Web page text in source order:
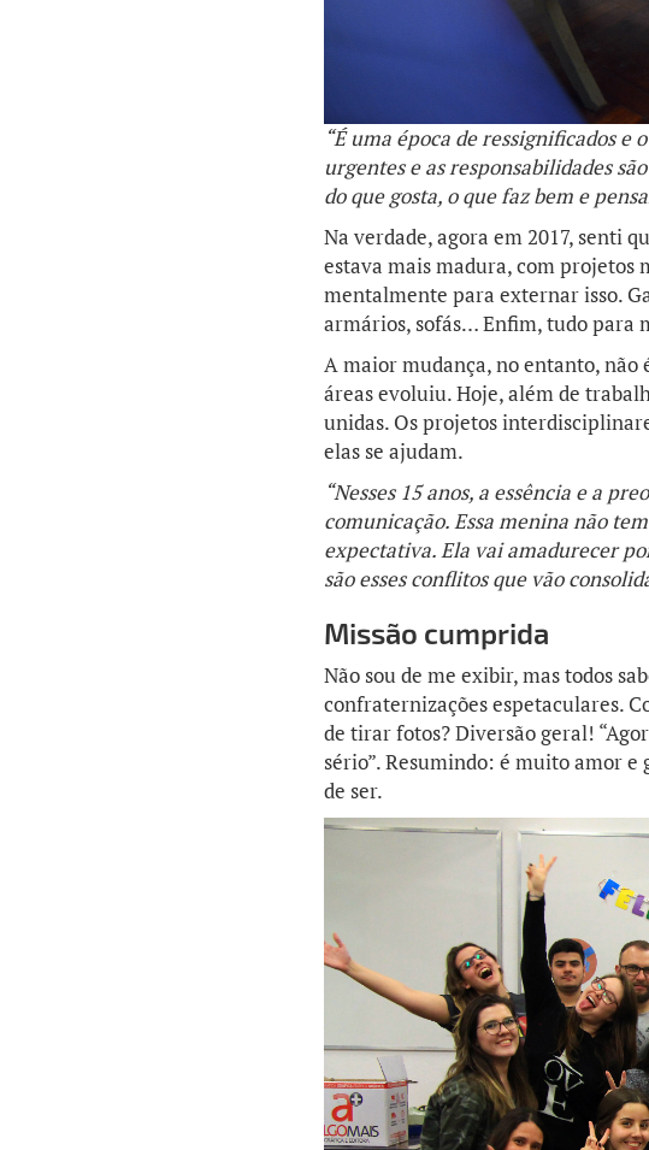
“É uma época de ressignificados
urgentes e as responsabilidades
do que gosta, o que faz bem e
Na verdade, agora em 2017, senti
estava mais madura, com projetos
mentalmente para externar isso.
armários, sofás… Enfim, tudo para
A maior mudança, no entanto,
áreas evoluiu. Hoje, além de
unidas. Os projetos
elas se ajudam.
“Nesses 15 anos, a essência e a
comunicação. Essa menina não
expectativa. Ela vai amadurecer
são esses conflitos que vão
Missão cumprida
Não sou de me exibir, mas todos
confraternizações espetaculares.
de tirar fotos? Diversão geral!
sério”. Resumindo: é muito amor
de ser.